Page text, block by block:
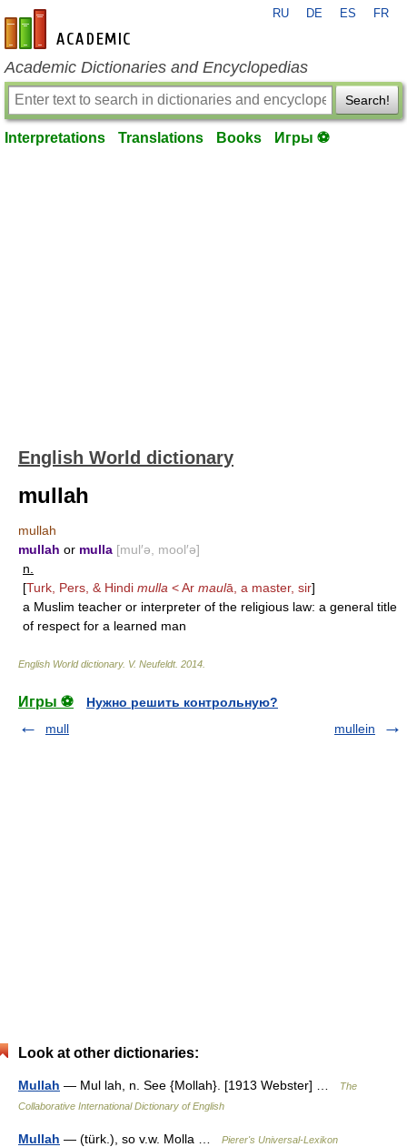
en-academic.com
RU DE ES FR
Academic Dictionaries and Encyclopedias
Search!
Interpretations Translations Books Игры ⚽
English World dictionary
mullah
mullah
mullah or mulla [mul′ə, mool′ə]
n.
[Turk, Pers, & Hindi mulla < Ar maulā, a master, sir]
a Muslim teacher or interpreter of the religious law: a general title
of respect for a learned man
English World dictionary. V. Neufeldt. 2014
Игры ⚽
Нужно решить контрольную?
mull
mullein
Look at other dictionaries:
Mullah — Mul lah, n. See {Mollah}. [1913 Webster] …
The
Collaborative International Dictionary of English
Mullah — (türk.), so v.w. Molla … Pierer's Universal-Lexikon